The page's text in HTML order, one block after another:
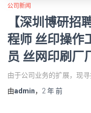
公司新闻
【深圳博研招
程师 丝印操作
员 丝网印刷厂
由于公司业务的扩展，现
由admin， 2 年前